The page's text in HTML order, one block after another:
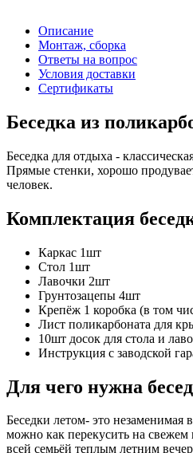
Описание
Монтаж, сборка
Ответы на вопрос
Условия доставки
Сертификаты
Беседка из
Беседка для отдыха -
Прямые стенки, хорошо
человек.
Комплектация
Каркас 1шт
Стол 1шт
Лавочки 2шт
Грунтозацепы 4шт
Крепёж 1 коробка (в том
Лист поликарбоната для
10шт досок для стола и
Инструкция с заводской
Для чего нужна
Беседки летом- это незаменимая
можно как перекусить на свежем
всей семьёй теплым летним